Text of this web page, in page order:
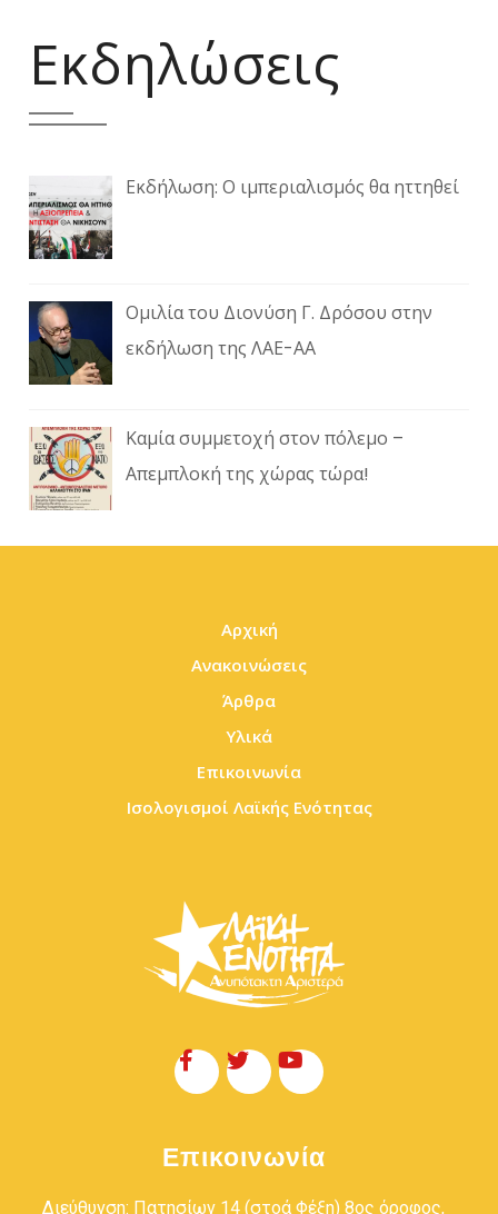
Εκδηλώσεις
Εκδήλωση: Ο ιμπεριαλισμός θα ηττηθεί
Ομιλία του Διονύση Γ. Δρόσου στην
εκδήλωση της ΛΑΕ-ΑΑ
Καμία συμμετοχή στον πόλεμο –
Απεμπλοκή της χώρας τώρα!
Αρχική
Ανακοινώσεις
Άρθρα
Υλικά
Επικοινωνία
Ισολογισμοί Λαϊκής Ενότητας
Επικοινωνία
Διεύθυνση: Πατησίων 14 (στοά Φέξη) 8ος όροφος,